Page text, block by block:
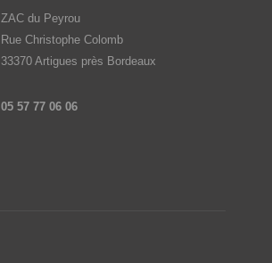
ZAC du Peyrou
Rue Christophe Colomb
33370 Artigues près Bordeaux
05 57 77 06 06